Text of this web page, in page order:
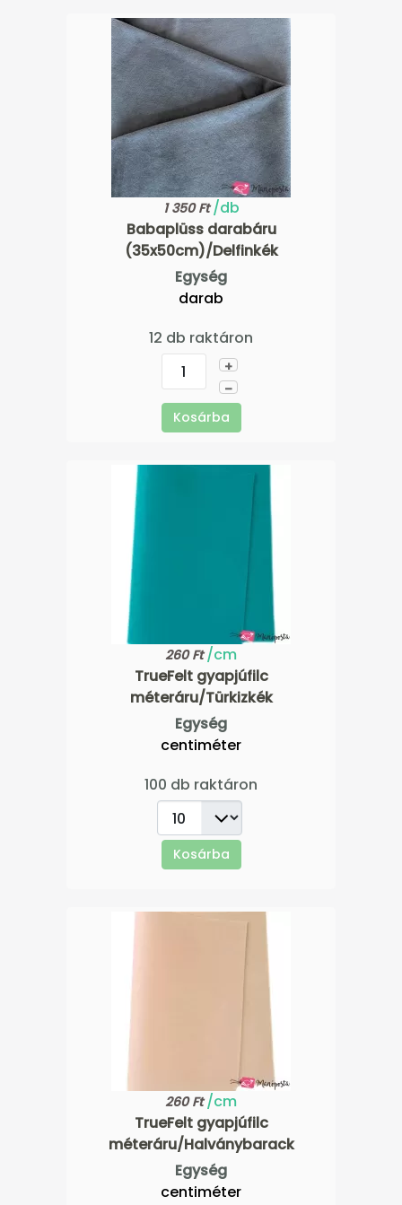
1 350 Ft/db
Babaplüss darabáru
(35x50cm)/Delfinkék
Egység
darab
12 db raktáron
+
–
Kosárba
260 Ft/cm
TrueFelt gyapjúfilc
méteráru/Türkizkék
Egység
centiméter
100 db raktáron
Kosárba
260 Ft/cm
TrueFelt gyapjúfilc
méteráru/Halványbarack
Egység
centiméter